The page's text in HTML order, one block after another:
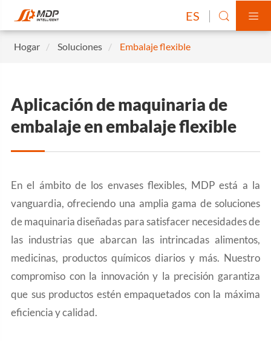
ES  
Hogar Soluciones Embalaje flexible
Aplicación de maquinaria de
embalaje en embalaje flexible
En el ámbito de los envases flexibles, MDP está a la
vanguardia, ofreciendo una amplia gama de soluciones
de maquinaria diseñadas para satisfacer necesidades de
las industrias que abarcan las intrincadas alimentos,
medicinas, productos químicos diarios y más. Nuestro
compromiso con la innovación y la precisión garantiza
que sus productos estén empaquetados con la máxima
eficiencia y calidad.